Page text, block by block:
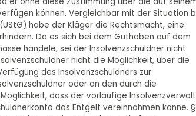
können. Vergleichbar mit der Situation
habe der Kläger die Rechtsmacht, eine
Da es sich bei dem Guthaben auf dem
handele, sei der Insolvenzschuldner nicht
nicht die Möglichkeit, über die
des Insolvenzschuldners zur
oder an den durch die
dass der vorläufige
das Entgelt vereinnahmen könne.